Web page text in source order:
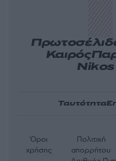
Καιρός
Ταυτότητα
Όροι
χρήσης
Πολιτική
απορρήτου